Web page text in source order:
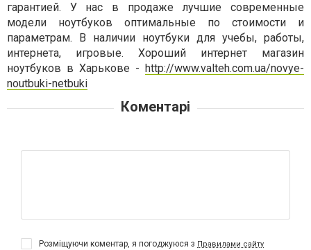
гарантией. У нас в продаже лучшие современные
модели ноутбуков оптимальные по стоимости и
параметрам. В наличии ноутбуки для учебы, работы,
интернета, игровые. Хороший интернет магазин
ноутбуков в Харькове - http://www.valteh.com.ua/novye-
noutbuki-netbuki
Коментарі
Розміщуючи коментар, я погоджуюся з Правилами сайту